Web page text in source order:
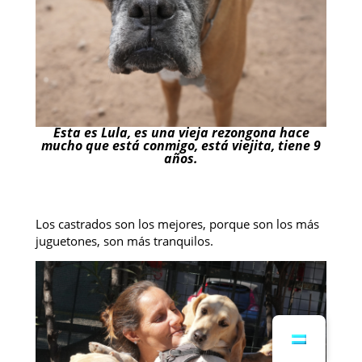
Esta es Lula, es una vieja rezongona hace
mucho que está conmigo, está viejita, tiene 9
años.
Los castrados son los mejores, porque son los más
juguetones, son más tranquilos.